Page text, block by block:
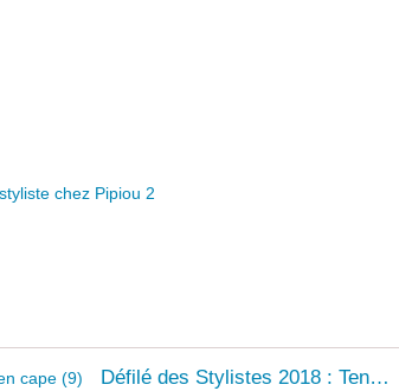
Défilé des Stylistes 2018 : Tendance en cape (9)